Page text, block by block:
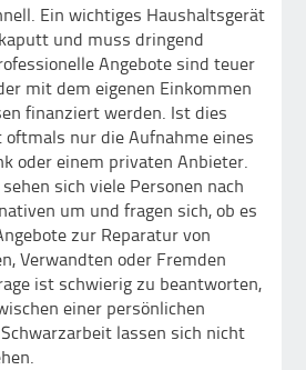
Ein wichtiges Haushaltsgerät
und muss dringend
Angebote sind teuer
mit dem eigenen Einkommen
finanziert werden. Ist dies
nur die Aufnahme eines
oder einem privaten Anbieter.
sich viele Personen nach
um und fragen sich, ob es
zur Reparatur von
Verwandten oder Fremden
ist schwierig zu beantworten,
einer persönlichen
lassen sich nicht